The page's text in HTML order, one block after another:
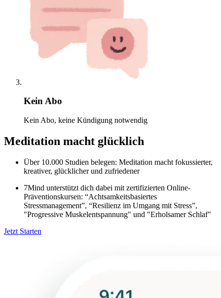
Kein Abo
Kein Abo, keine Kündigung notwendig
Meditation macht glücklich
Über 10.000 Studien belegen: Meditation macht fokussierter,
kreativer, glücklicher und zufriedener
7Mind unterstützt dich dabei mit zertifizierten Online-
Präventionskursen: “Achtsamkeitsbasiertes
Stressmanagement”, “Resilienz im Umgang mit Stress”,
"Progressive Muskelentspannung" und "Erholsamer Schlaf"
Jetzt Starten